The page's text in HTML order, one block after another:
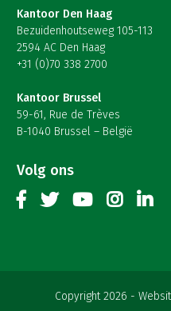
Kantoor Den Haag
Bezuidenhoutseweg 105-113
2594 AC Den Haag
+31 (0)70 338 2700
Kantoor Brussel
59-61, Rue de Trèves
B-1040 Brussel – België
Volg ons
Copyright 2026